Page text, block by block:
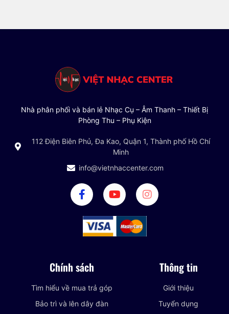
Nhà phân phối và bán lẻ Nhạc Cụ – Âm Thanh – Thiết Bị
Phòng Thu – Phụ Kiện
112 Điện Biên Phủ, Đa Kao, Quận 1, Thành phố Hồ Chí
Minh
info@vietnhaccenter.com
Chính sách
Tìm hiểu về mua trả góp
Bảo trì và lên dây đàn
Thông tin
Giới thiệu
Tuyển dụng